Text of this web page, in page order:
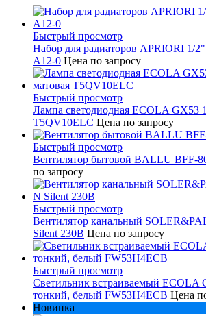
Быстрый просмотр
Набор для радиаторов APRIORI 1/
A12-0 Цена по запросу
Быстрый просмотр
Лампа светодиодная ECOLA GX53
T5QV10ELC Цена по запросу
Быстрый просмотр
Вентилятор бытовой BALLU BFF-
по запросу
Быстрый просмотр
Вентилятор канальный
Silent 230В Цена по запросу
Быстрый просмотр
Светильник встраиваемый ECOLA
тонкий, белый FW53H4ECB Цена
Новинка